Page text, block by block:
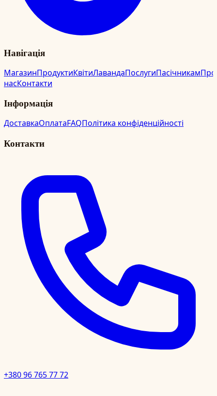
Навігація
МагазинПродуктиКвітиЛавандаПослугиПасічникамПро
насКонтакти
Інформація
ДоставкаОплатаFAQПолітика конфіденційності
Контакти
+380 96 765 77 72